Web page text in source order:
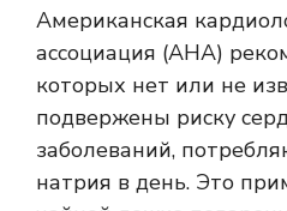
Американская
ассоциация (AHA)
которых нет или не
подвержены риску
заболеваний,
натрия в день. Это